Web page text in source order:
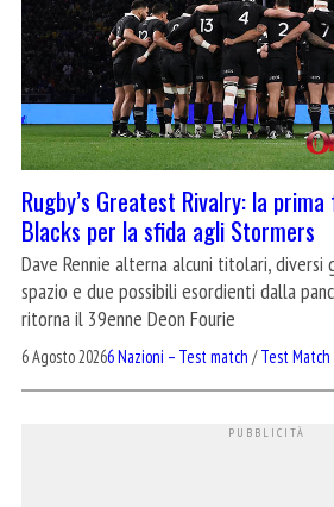
Rugby’s Greatest Rivalry: la
Blacks per la sfida agli Stormers
Dave Rennie alterna alcuni titolari, diversi
spazio e due possibili esordienti dalla
ritorna il 39enne Deon Fourie
6 Agosto 20266 Nazioni – Test match /Test Match